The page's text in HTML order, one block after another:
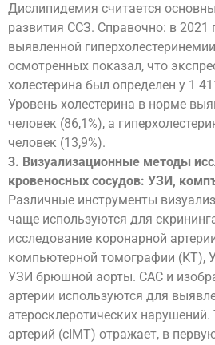
Дислипидемия считается
развития ССЗ. Справочно: в 2021
выявленной
осмотренных показал, что
холестерина был определен у 1
Уровень холестерина в норме
человек (86,1%), а
человек (13,9%).
3. Визуализационные методы
кровеносных сосудов: УЗИ,
Различные инструменты
чаще используются для
исследование коронарной
компьютерной томографии (КТ),
УЗИ брюшной аорты. CAC и
артерии используются для
атеросклеротических
артерий (cIMT) отражает, в